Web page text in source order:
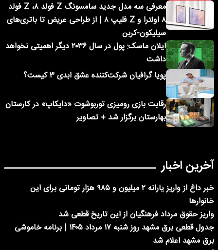
معرفی سه مدل جدید سامسونگ Z فولد ۸، Z فولد
۸ اولترا و Z فلیپ ۸ | از طراحی عریض تا باتری‌های
سیلیکون-کربن
ایلان ماسک: پول در سال ۲۰۳۶ دیگر اهمیتی نخواهد
داشت
پویا گرافیان شرکت‌کننده عشق ابدی ۳ کیست؟
رقابت بازی رومیزی توربوشوت «دایکاپ» در کارستان
بهارستان برگزار شد + تصاویر
آخرین اخبار
خبر داغ از واریز یارانه ۲ میلیون و ۹۸۵ هزار تومانی برای این
خانوارها
واریز حقوق مرداد فرهنگیان از این تاریخ قطعی شد
جدول قطعی برق مشهد روز شنبه ۱۷ مرداد ۱۴۰۵ | برنامه خاموشی
برق مشهد اعلام شد